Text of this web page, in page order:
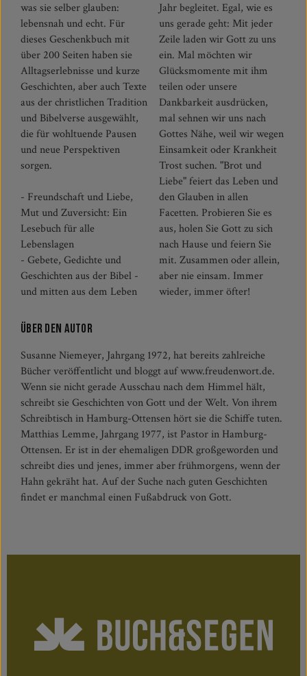
was sie selber glauben:
lebensnah und echt. Für
dieses Geschenkbuch mit
über 200 Seiten haben sie
Alltagserlebnisse und kurze
Geschichten, aber auch Texte
aus der christlichen Tradition
und Bibelverse ausgewählt,
die für wohltuende Pausen
und neue Perspektiven
sorgen.
- Freundschaft und Liebe,
Mut und Zuversicht: Ein
Lesebuch für alle
Lebenslagen
- Gebete, Gedichte und
Geschichten aus der Bibel -
und mitten aus dem Leben
Jahr begleitet. Egal, wie es
uns gerade geht: Mit jeder
Zeile laden wir Gott zu uns
ein. Mal möchten wir
Glücksmomente mit ihm
teilen oder unsere
Dankbarkeit ausdrücken,
mal sehnen wir uns nach
Gottes Nähe, weil wir wegen
Einsamkeit oder Krankheit
Trost suchen. "Brot und
Liebe" feiert das Leben und
den Glauben in allen
Facetten. Probieren Sie es
aus, holen Sie Gott zu sich
nach Hause und feiern Sie
mit. Zusammen oder allein,
aber nie einsam. Immer
wieder, immer öfter!
Über den Autor
Susanne Niemeyer, Jahrgang 1972, hat bereits zahlreiche
Bücher veröffentlicht und bloggt auf www.freudenwort.de.
Wenn sie nicht gerade Ausschau nach dem Himmel hält,
schreibt sie Geschichten von Gott und der Welt. Von ihrem
Schreibtisch in Hamburg-Ottensen hört sie die Schiffe tuten.
Matthias Lemme, Jahrgang 1977, ist Pastor in Hamburg-
Ottensen. Er ist in der ehemaligen DDR großgeworden und
schreibt dies und jenes, immer aber frühmorgens, wenn der
Hahn gekräht hat. Auf der Suche nach guten Geschichten
findet er manchmal einen Fußabdruck von Gott.